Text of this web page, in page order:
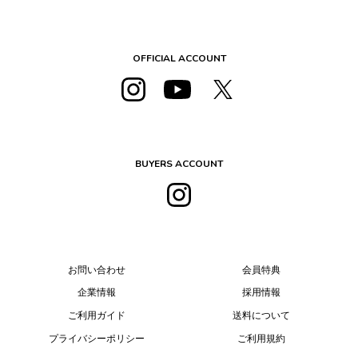
OFFICIAL ACCOUNT
BUYERS ACCOUNT
お問い合わせ
企業情報
ご利用ガイド
プライバシーポリシー
会員特典
採用情報
送料について
ご利用規約